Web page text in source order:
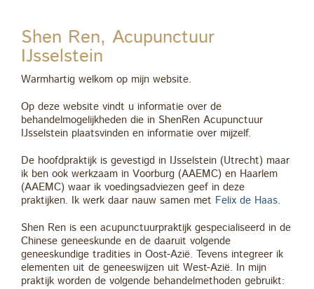
Shen Ren, Acupunctuur
IJsselstein
Warmhartig welkom op mijn website.
Op deze website vindt u informatie over de
behandelmogelijkheden die in ShenRen Acupunctuur
IJsselstein plaatsvinden en informatie over mijzelf.
De hoofdpraktijk is gevestigd in IJsselstein (Utrecht) maar
ik ben ook werkzaam in Voorburg (AAEMC) en Haarlem
(AAEMC) waar ik voedingsadviezen geef in deze
praktijken. Ik werk daar nauw samen met Felix de Haas.
Shen Ren is een acupunctuurpraktijk gespecialiseerd in de
Chinese geneeskunde en de daaruit volgende
geneeskundige tradities in Oost-Azië. Tevens integreer ik
elementen uit de geneeswijzen uit West-Azië. In mijn
praktijk worden de volgende behandelmethoden gebruikt: